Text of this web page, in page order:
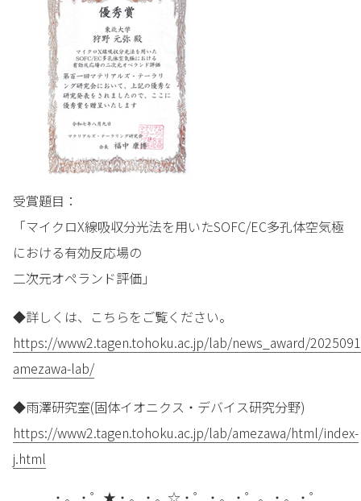
受賞題目：
「マイクロX線吸収分光法を用いたSOFC/EC多孔体空気極
における有効反応場の
二次元オペランド評価」
◆詳しくは、こちらをご覧ください。
https://www2.tagen.tohoku.ac.jp/lab/news_award/
amezawa-lab/
◆雨澤研究室(固体イオニクス・デバイス研究分野)
https://www2.tagen.tohoku.ac.jp/lab/amezawa/html/index-
j.html